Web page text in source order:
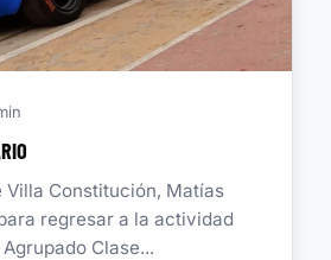
Villa Constitución, Matías
regresar a la actividad
Clase...